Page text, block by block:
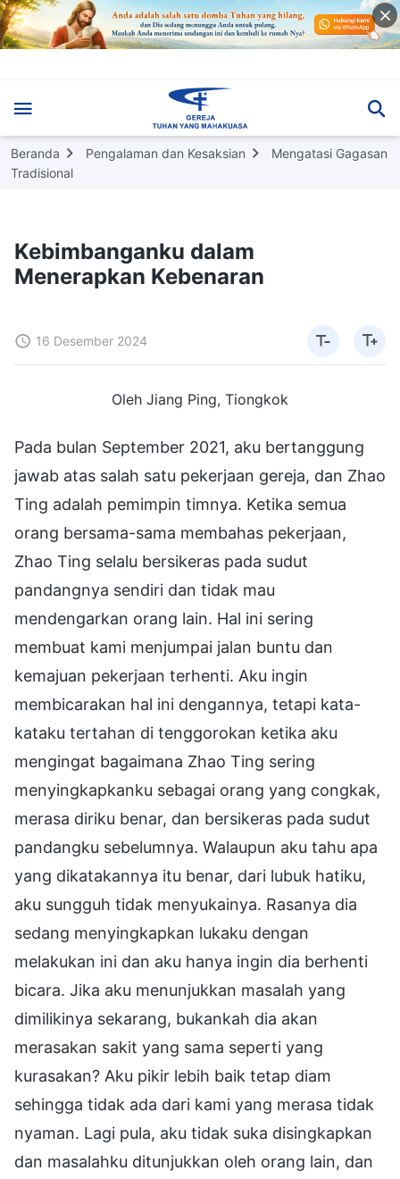
Beranda Pengalaman dan Kesaksian
Mengatasi Gagasan
Tradisional
Kebimbanganku dalam
Menerapkan Kebenaran
16 Desember 2024
Oleh Jiang Ping, Tiongkok
Pada bulan September 2021, aku bertanggung
jawab atas salah satu pekerjaan gereja, dan Zhao
Ting adalah pemimpin timnya. Ketika semua
orang bersama-sama membahas pekerjaan,
Zhao Ting selalu bersikeras pada sudut
pandangnya sendiri dan tidak mau
mendengarkan orang lain. Hal ini sering
membuat kami menjumpai jalan buntu dan
kemajuan pekerjaan terhenti. Aku ingin
membicarakan hal ini dengannya, tetapi kata-
kataku tertahan di tenggorokan ketika aku
mengingat bagaimana Zhao Ting sering
menyingkapkanku sebagai orang yang congkak,
merasa diriku benar, dan bersikeras pada sudut
pandangku sebelumnya. Walaupun aku tahu apa
yang dikatakannya itu benar, dari lubuk hatiku,
aku sungguh tidak menyukainya. Rasanya dia
sedang menyingkapkan lukaku dengan
melakukan ini dan aku hanya ingin dia berhenti
bicara. Jika aku menunjukkan masalah yang
dimilikinya sekarang, bukankah dia akan
merasakan sakit yang sama seperti yang
kurasakan? Aku pikir lebih baik tetap diam
sehingga tidak ada dari kami yang merasa tidak
nyaman. Lagi pula, aku tidak suka disingkapkan
dan masalahku ditunjukkan oleh orang lain, dan